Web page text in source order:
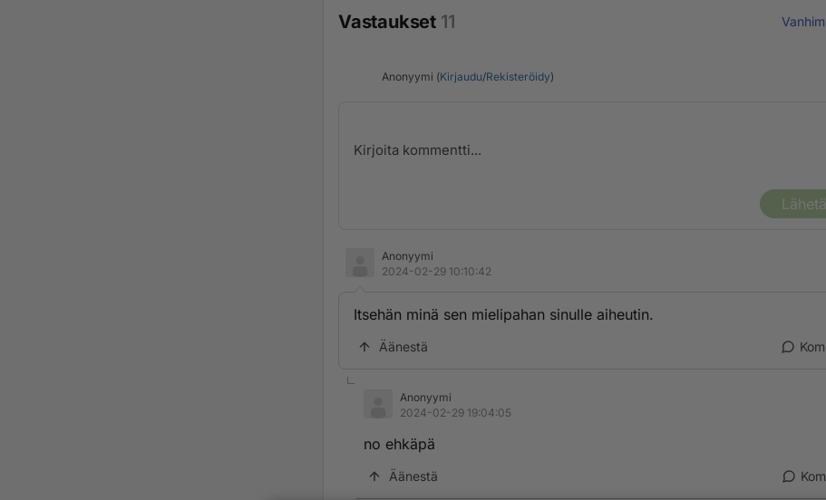
Vastaukset 11
Anonyymi (Kirjaudu/Rekisteröidy)
Lähetä
Anonyymi
2024-02-29 10:10:42
Itsehän minä sen mielipahan sinulle aiheutin.
Äänestä
Anonyymi
2024-02-29 19:04:05
no ehkäpä
Äänestä